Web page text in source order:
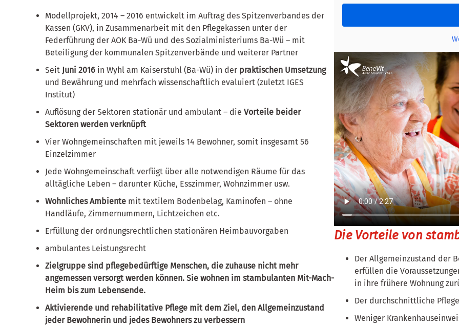
Modellprojekt, 2014 – 2016 entwickelt im Auftrag des Spitzenverbandes der
Kassen (GKV), in Zusammenarbeit mit den Pflegekassen unter der
Federführung der AOK Ba-Wü und des Sozialministeriums Ba-Wü – mit
Beteiligung der kommunalen Spitzenverbände und weiterer Partner
Seit Juni 2016 in Wyhl am Kaiserstuhl (Ba-Wü) in der praktischen Umsetzung
und Bewährung und mehrfach wissenschaftlich evaluiert (zuletzt IGES
Institut)
Auflösung der Sektoren stationär und ambulant – die Vorteile beider
Sektoren werden verknüpft
Vier Wohngemeinschaften mit jeweils 14 Bewohner, somit insgesamt 56
Einzelzimmer
Jede Wohngemeinschaft verfügt über alle notwendigen Räume für das
alltägliche Leben – darunter Küche, Esszimmer, Wohnzimmer usw.
Wohnliches Ambiente mit textilem Bodenbelag, Kaminofen – ohne
Handläufe, Zimmernummern, Lichtzeichen etc.
Erfüllung der ordnungsrechtlichen stationären Heimbauvorgaben
ambulantes Leistungsrecht
Zielgruppe sind pflegebedürftige Menschen, die zuhause nicht mehr
angemessen versorgt werden können. Sie wohnen im stambulanten Mit-Mach-
Heim bis zum Lebensende.
Aktivierende und rehabilitative Pflege mit dem Ziel, den Allgemeinzustand
jeder Bewohnerin und jedes Bewohners zu verbessern
Die Vorteile von
Der Allgemeinzustand der
erfüllen die
in ihre frühere Wohnung
Der durchschnittliche
Weniger